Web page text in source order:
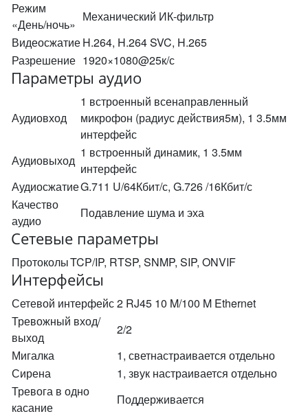
Режим
«День/ночь»
Механический ИК-фильтр
ВидеосжатиеH.264, H.264 SVC, H.265
Разрешение 1920×1080@25к/с
Параметры аудио
Аудиовход
1 встроенный всенаправленный
микрофон (радиус действия5м), 1 3.5мм
интерфейс
Аудиовыход
1 встроенный динамик, 1 3.5мм
интерфейс
АудиосжатиеG.711 U/64Кбит/с, G.726 /16Кбит/с
Качество
аудио
Подавление шума и эха
Сетевые параметры
ПротоколыTCP/IP, RTSP, SNMP, SIP, ONVIF
Интерфейсы
Сетевой интерфейс2 RJ45 10 M/100 M Ethernet
Тревожный вход/
выход
2/2
Мигалка
1, светнастраивается отдельно
Сирена
1, звук настраивается отдельно
Тревога в одно
касание
Поддерживается